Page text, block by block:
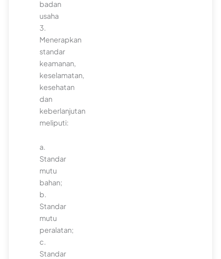
badan
usaha
3.
Menerapkan
standar
keamanan,
keselamatan,
kesehatan
dan
keberlanjutan
meliputi:
a.
Standar
mutu
bahan;
b.
Standar
mutu
peralatan;
c.
Standar